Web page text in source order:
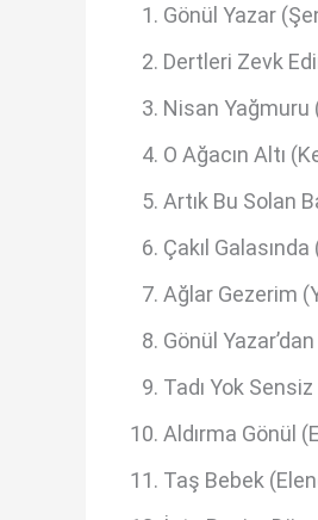
Gönül Yazar
Dertleri Zevk
Nisan Yağmuru
O Ağacın Altı
Artık Bu Solan
Çakıl
Ağlar Gezerim
Gönül
Tadı Yok
Aldırma Gönül
Taş Bebek